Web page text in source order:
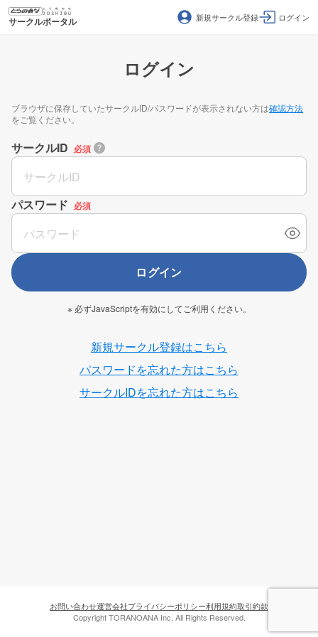
サークルポータル 新規サークル登録 ログイン
ログイン
ブラウザに保存していたサークルID/パスワードが表示されない方は確認方法
をご覧ください。
サークルID 必須
パスワード 必須
ログイン
※ 必ずJavaScriptを有効にしてご利用ください。
新規サークル登録はこちら
パスワードを忘れた方はこちら
サークルIDを忘れた方はこちら
お問い合わせ運営会社プライバシーポリシー利用規約取引約款
Copyright TORANOANA Inc, All Rights Reserved.